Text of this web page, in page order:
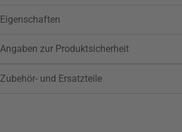
Eigenschaften
Angaben zur Produktsicherheit
Zubehör- und Ersatzteile